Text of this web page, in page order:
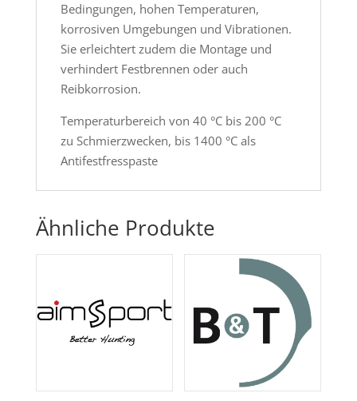
Bedingungen, hohen Temperaturen,
korrosiven Umgebungen und Vibrationen.
Sie erleichtert zudem die Montage und
verhindert Festbrennen oder auch
Reibkorrosion.
Temperaturbereich von 40 °C bis 200 °C
zu Schmierzwecken, bis 1400 °C als
Antifestfresspaste
Ähnliche Produkte